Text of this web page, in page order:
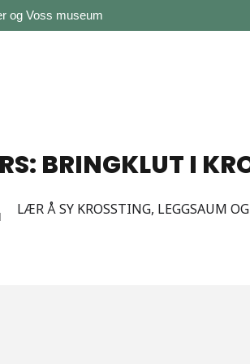
og Voss museum
BRINGKLUT I
LÆR Å SY KROSSTING, LEGGSAUM